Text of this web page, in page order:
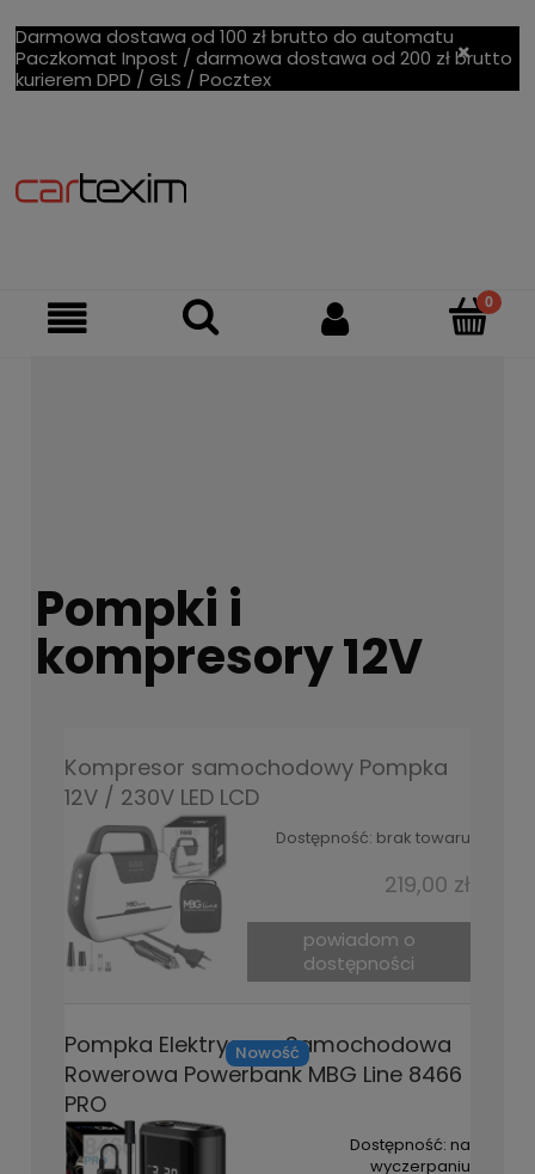
Darmowa dostawa od 100 zł brutto do automatu
Paczkomat Inpost / darmowa dostawa od 200 zł brutto
kurierem DPD / GLS / Pocztex
Pompki i
kompresory 12V
Kompresor samochodowy Pompka
12V / 230V LED LCD
Dostępność: brak towaru
219,00 zł
powiadom o
dostępności
Pompka Elektryczna Samochodowa
Rowerowa Powerbank MBG Line 8466
PRO
Dostępność: na
wyczerpaniu
Nowość